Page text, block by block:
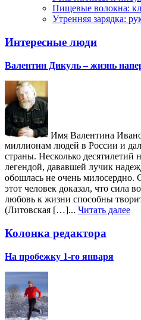
Пищевые волокна:
Утренняя зарядка:
Интересные люди
Валентин Дикуль – жизнь
Имя Валентина
миллионам людей в России и
страны. Несколько десятилетий
легендой, дававшей лучик
обошлась не очень
этот человек доказал, что сила
любовь к жизни способны
(Литовская […]... Читать далее
Колонка редактора
На пробежку 1-го января